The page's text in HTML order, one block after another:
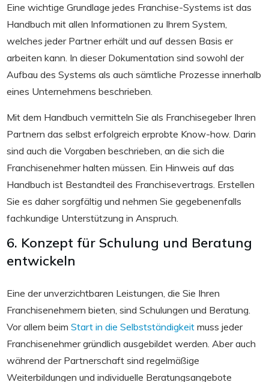
Eine wichtige Grundlage jedes Franchise-Systems ist das
Handbuch mit allen Informationen zu Ihrem System,
welches jeder Partner erhält und auf dessen Basis er
arbeiten kann. In dieser Dokumentation sind sowohl der
Aufbau des Systems als auch sämtliche Prozesse innerhalb
eines Unternehmens beschrieben.
Mit dem Handbuch vermitteln Sie als Franchisegeber Ihren
Partnern das selbst erfolgreich erprobte Know-how. Darin
sind auch die Vorgaben beschrieben, an die sich die
Franchisenehmer halten müssen. Ein Hinweis auf das
Handbuch ist Bestandteil des Franchisevertrags. Erstellen
Sie es daher sorgfältig und nehmen Sie gegebenenfalls
fachkundige Unterstützung in Anspruch.
6. Konzept für Schulung und Beratung
entwickeln
Eine der unverzichtbaren Leistungen, die Sie Ihren
Franchisenehmern bieten, sind Schulungen und Beratung.
Vor allem beim Start in die Selbstständigkeit muss jeder
Franchisenehmer gründlich ausgebildet werden. Aber auch
während der Partnerschaft sind regelmäßige
Weiterbildungen und individuelle Beratungsangebote